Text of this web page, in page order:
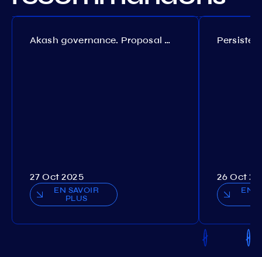
Akash governance. Proposal №308
27 Oct 2025
EN SAVOIR
PLUS
26 Oct
EN